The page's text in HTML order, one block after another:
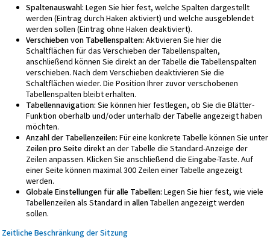
Spaltenauswahl: Legen Sie hier fest, welche Spalten dargestellt
werden (Eintrag durch Haken aktiviert) und welche ausgeblendet
werden sollen (Eintrag ohne Haken deaktiviert).
Verschieben von Tabellenspalten: Aktivieren Sie hier die
Schaltflächen für das Verschieben der Tabellenspalten,
anschließend können Sie direkt an der Tabelle die Tabellenspalten
verschieben. Nach dem Verschieben deaktivieren Sie die
Schaltflächen wieder. Die Position Ihrer zuvor verschobenen
Tabellenspalten bleibt erhalten.
Tabellennavigation: Sie können hier festlegen, ob Sie die Blätter-
Funktion oberhalb und/oder unterhalb der Tabelle angezeigt haben
möchten.
Anzahl der Tabellenzeilen: Für eine konkrete Tabelle können Sie unter
Zeilen pro Seitedirekt an der Tabelle die Standard-Anzeige der
Zeilen anpassen. Klicken Sie anschließend die Eingabe-Taste. Auf
einer Seite können maximal 300 Zeilen einer Tabelle angezeigt
werden.
Globale Einstellungen für alle Tabellen: Legen Sie hier fest, wie viele
Tabellenzeilen als Standard in allenTabellen angezeigt werden
sollen.
Zeitliche Beschränkung der Sitzung